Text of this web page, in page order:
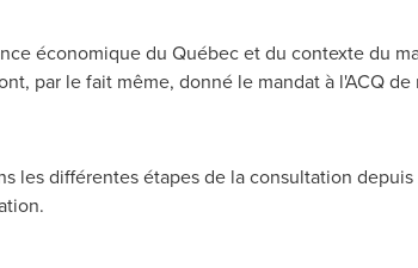
économique du Québec et du contexte du
par le fait même, donné le mandat à l'ACQ de
les différentes étapes de la consultation depuis